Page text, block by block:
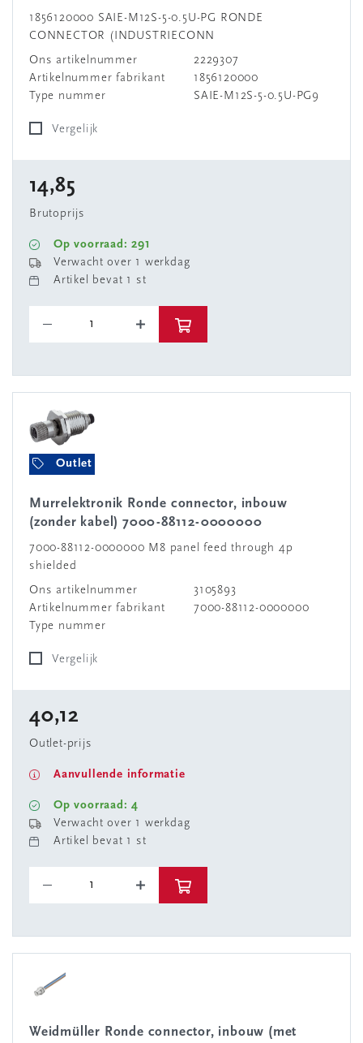
1856120000 SAIE-M12S-5-0.5U-PG RONDE
CONNECTOR (INDUSTRIECONN
Ons artikelnummer
2229307
Artikelnummer fabrikant
1856120000
Type nummer
SAIE-M12S-5-0.5U-PG9
Vergelijk
14,85
Brutoprijs
Op voorraad: 291
Verwacht over 1 werkdag
Artikel bevat 1 st
Outlet
Murrelektronik Ronde connector, inbouw
(zonder kabel) 7000-88112-0000000
7000-88112-0000000 M8 panel feed through 4p
shielded
Ons artikelnummer
3105893
Artikelnummer fabrikant
7000-88112-0000000
Type nummer
Vergelijk
40,12
Outlet-prijs
Aanvullende informatie
Op voorraad: 4
Verwacht over 1 werkdag
Artikel bevat 1 st
Weidmüller Ronde connector, inbouw (met